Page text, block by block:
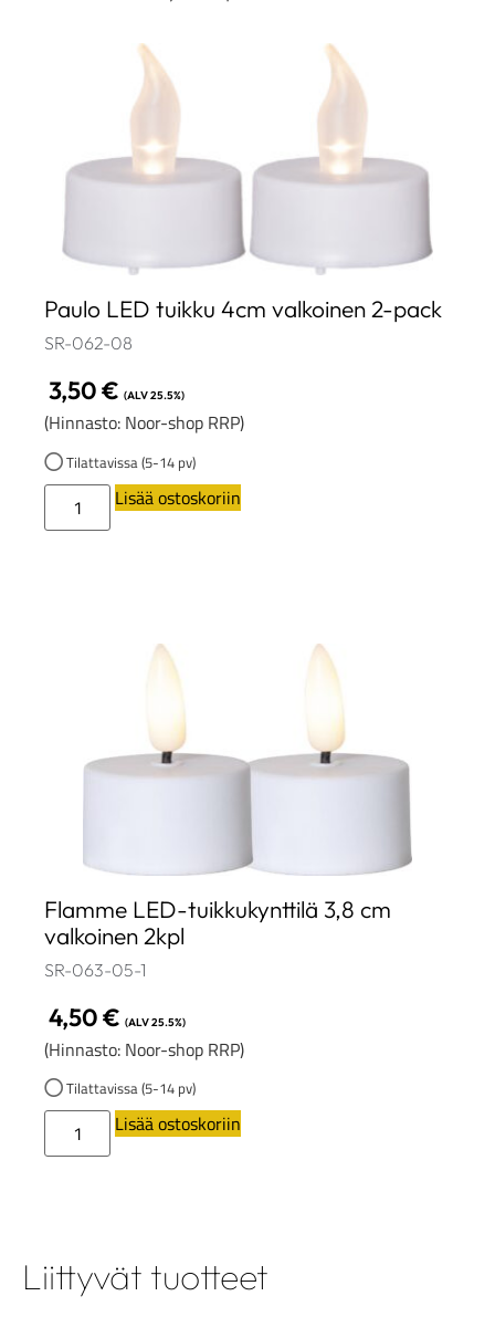
Paulo LED tuikku 4cm valkoinen 2-pack
SR-062-08
3,50€ (ALV 25.5%)
(Hinnasto: Noor-shop RRP)
Tilattavissa (5-14 pv)
Lisää ostoskoriin
Flamme LED-tuikkukynttilä 3,8 cm
valkoinen 2kpl
SR-063-05-1
4,50€ (ALV 25.5%)
(Hinnasto: Noor-shop RRP)
Tilattavissa (5-14 pv)
Lisää ostoskoriin
Liittyvät tuotteet